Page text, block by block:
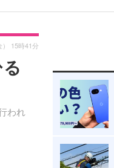
われ
） 15時41分